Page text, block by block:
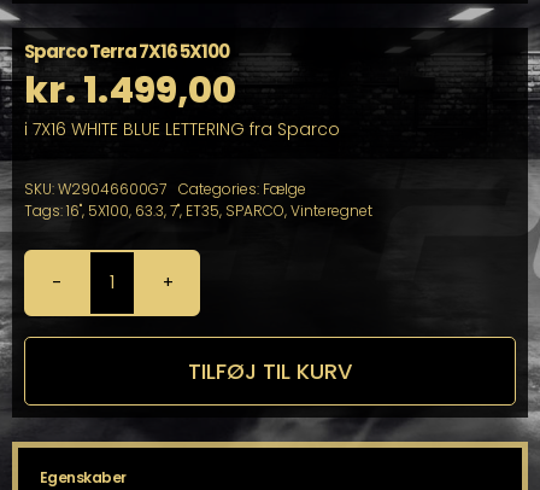
Sparco Terra 7X16 5X100
kr.1.499,00
i 7X16 WHITE BLUE LETTERING fra Sparco
SKU:W29046600G7 Categories: Fælge
Tags:16", 5X100, 63.3,7", ET35, SPARCO,Vinteregnet
Sparco
Terra
7X16
TILFØJ TIL KURV
Egenskaber